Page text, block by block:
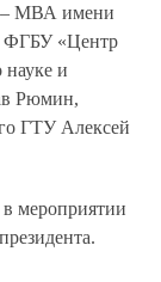
– МВА имени
ФГБУ «Центр
и
Рюмин,
ГТУ Алексей
мероприятии